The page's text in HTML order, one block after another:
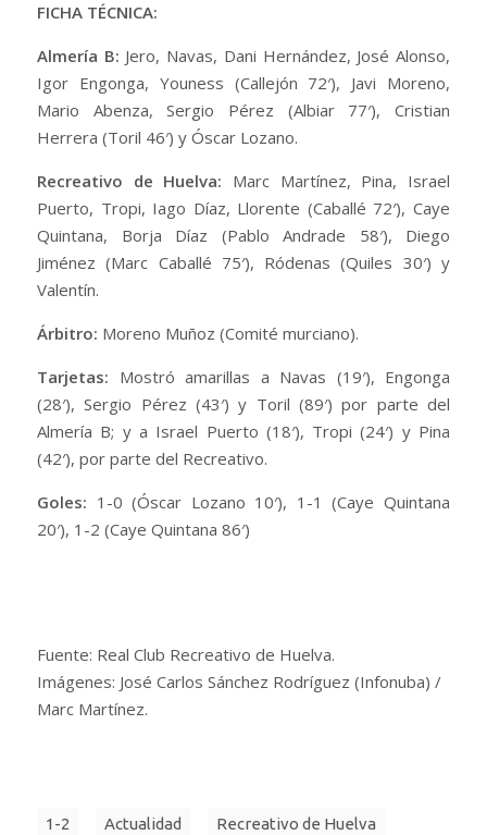
FICHA TÉCNICA:
Almería B: Jero, Navas, Dani Hernández, José Alonso,
Igor Engonga, Youness (Callejón 72′), Javi Moreno,
Mario Abenza, Sergio Pérez (Albiar 77′), Cristian
Herrera (Toril 46′) y Óscar Lozano.
Recreativo de Huelva: Marc Martínez, Pina, Israel
Puerto, Tropi, Iago Díaz, Llorente (Caballé 72′), Caye
Quintana, Borja Díaz (Pablo Andrade 58′), Diego
Jiménez (Marc Caballé 75′), Ródenas (Quiles 30′) y
Valentín.
Árbitro: Moreno Muñoz (Comité murciano).
Tarjetas: Mostró amarillas a Navas (19′), Engonga
(28′), Sergio Pérez (43′) y Toril (89′) por parte del
Almería B; y a Israel Puerto (18′), Tropi (24′) y Pina
(42′), por parte del Recreativo.
Goles: 1-0 (Óscar Lozano 10′), 1-1 (Caye Quintana
20′), 1-2 (Caye Quintana 86′)
Fuente: Real Club Recreativo de Huelva.
Imágenes: José Carlos Sánchez Rodríguez (Infonuba) /
Marc Martínez.
1-2 Actualidad Recreativo de Huelva